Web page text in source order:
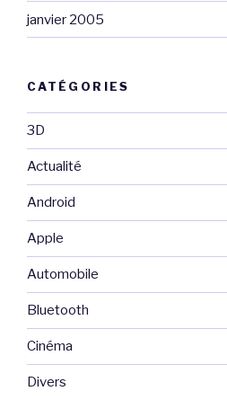
janvier 2005
CATÉGORIES
3D
Actualité
Android
Apple
Automobile
Bluetooth
Cinéma
Divers